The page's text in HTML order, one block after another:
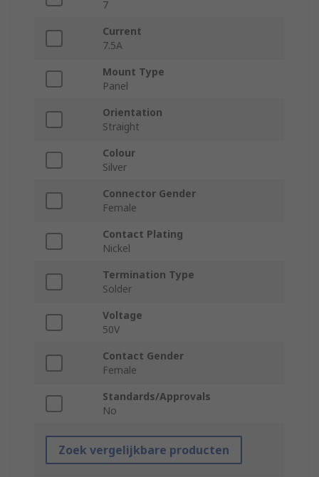
7
Current
7.5A
Mount Type
Panel
Orientation
Straight
Colour
Silver
Connector Gender
Female
Contact Plating
Nickel
Termination Type
Solder
Voltage
50V
Contact Gender
Female
Standards/Approvals
No
Zoek vergelijkbare producten